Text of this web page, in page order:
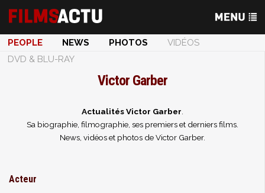
PEOPLE NEWS PHOTOS
VIDÉOS
DVD & BLU-RAY
Victor Garber
Actualités Victor Garber
Sa biographie, filmographie, ses premiers et derniers films.
News, vidéos et photos de Victor Garber.
Acteur